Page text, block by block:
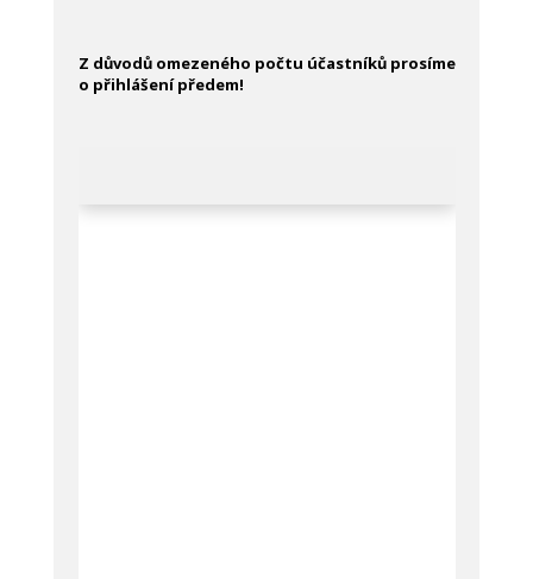
Z důvodů omezeného počtu účastníků prosíme
o přihlášení předem!